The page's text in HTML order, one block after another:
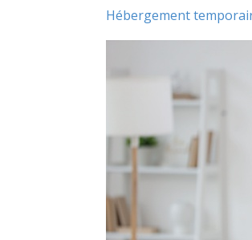
Hébergement